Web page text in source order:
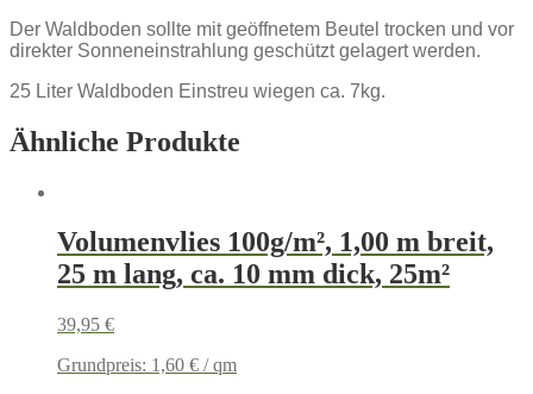
Der Waldboden sollte mit geöffnetem Beutel trocken und vor
direkter Sonneneinstrahlung geschützt gelagert werden.
25 Liter Waldboden Einstreu wiegen ca. 7kg.
Ähnliche Produkte
Volumenvlies 100g/m², 1,00 m breit,
25 m lang, ca. 10 mm dick, 25m²
39,95 €
Grundpreis: 1,60 € /qm